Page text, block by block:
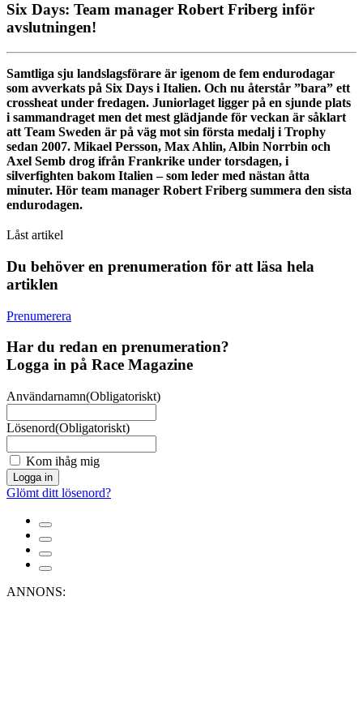
Six Days: Team manager Robert Friberg inför
avslutningen!
Samtliga sju landslagsförare är igenom de fem endurodagar
som avverkats på Six Days i Italien. Och nu återstår ”bara” ett
crossheat under fredagen. Juniorlaget ligger på en sjunde plats
i sammandraget men det mest glädjande för veckan är såklart
att Team Sweden är på väg mot sin första medalj i Trophy
sedan 2007. Mikael Persson, Max Ahlin, Albin Norrbin och
Axel Semb drog ifrån Frankrike under torsdagen, i
silverfighten bakom Italien – som leder med nästan åtta
minuter. Hör team manager Robert Friberg summera den sista
endurodagen.
Låst artikel
Du behöver en prenumeration för att läsa hela
artiklen
Prenumerera
Har du redan en prenumeration?
Logga in på Race Magazine
Användarnamn(Obligatoriskt)
Lösenord(Obligatoriskt)
Kom ihåg mig
Logga in
Glömt ditt lösenord?
ANNONS: